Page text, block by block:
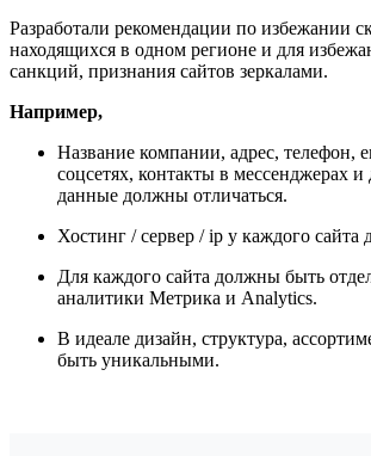
Разработали рекомендации по избежании
находящихся в одном регионе и для
санкций, признания сайтов зеркалами.
Например,
Название компании, адрес, телефон,
соцсетях, контакты в мессенджерах и
данные должны отличаться.
Хостинг / сервер / ip у каждого сайта
Для каждого сайта должны быть
аналитики Метрика и Analytics.
В идеале дизайн, структура,
быть уникальными.